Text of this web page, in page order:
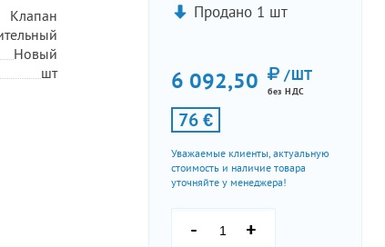
Клапан
Новый
шт
Продано 1 шт
6 092,50 /ШТ
без НДС
76 €
Уважаемые клиенты, актуальную
стоимость и наличие товара
уточняйте у менеджера!
- +